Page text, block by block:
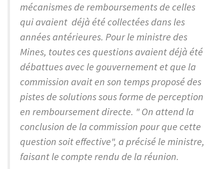
mécanismes de remboursements de celles
qui avaient déjà été collectées dans les
années antérieures. Pour le ministre des
Mines, toutes ces questions avaient déjà été
débattues avec le gouvernement et que la
commission avait en son temps proposé des
pistes de solutions sous forme de perception
en remboursement directe. " On attend la
conclusion de la commission pour que cette
question soit effective", a précisé le ministre,
faisant le compte rendu de la réunion.